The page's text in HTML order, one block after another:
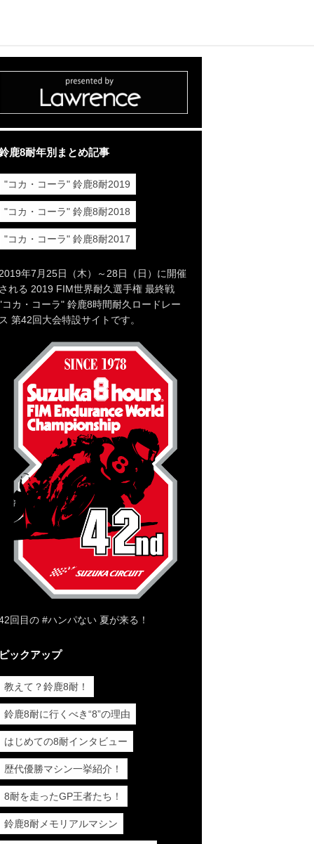
鹿8耐年別まとめ記事
"コカ・コーラ" 鈴鹿8耐2019
"コカ・コーラ" 鈴鹿8耐2018
"コカ・コーラ" 鈴鹿8耐2017
2019年7月25日（木）～28日（日）に開催
される 2019 FIM世界耐久選手権 最終戦
コカ・コーラ" 鈴鹿8時間耐久ロードレー
ス 第42回大会特設サイトです。
回目の #ハンパない 夏が来る！
ピックアップ
教えて？鈴鹿8耐！
鈴鹿8耐に行くべき“8”の理由
はじめての8耐インタビュー
歴代優勝マシン一挙紹介！
8耐を走ったGP王者たち！
鈴鹿8耐メモリアルマシン